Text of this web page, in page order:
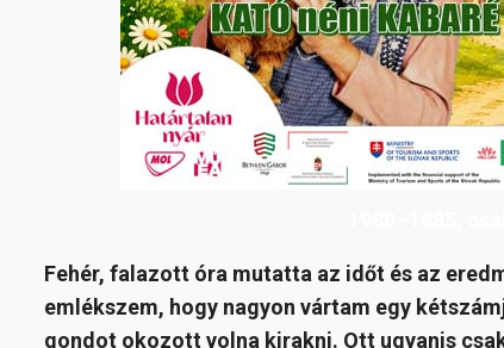
Fehér, falazott óra mutatta az időt és az
emlékszem, hogy nagyon vártam egy
gondot okozott volna kirakni. Ott ugyanis